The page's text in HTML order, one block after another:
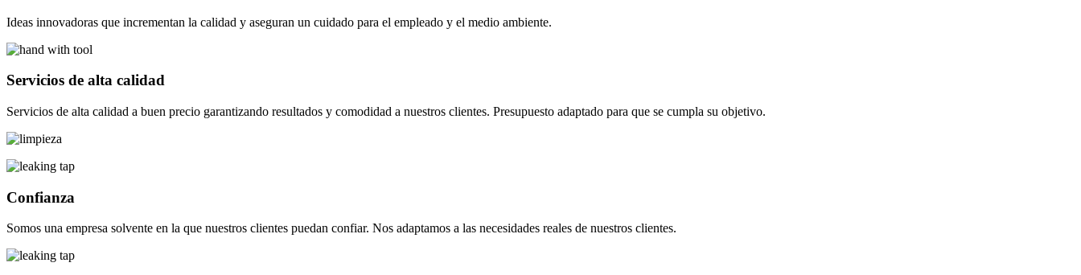
Ideas innovadoras que incrementan la calidad y aseguran un cuidado para el empleado y el medio ambiente.
Servicios de alta calidad
Servicios de alta calidad a buen precio garantizando resultados y comodidad a nuestros clientes. Presupuesto adaptado para que se cumpla su objetivo.
Confianza
Somos una empresa solvente en la que nuestros clientes puedan confiar. Nos adaptamos a las necesidades reales de nuestros clientes.